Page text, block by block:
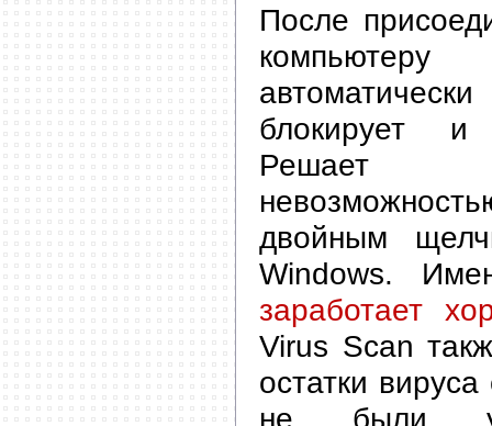
После
блокирует
Решает
двойным
Windows.
заработает
Virus Scan
остатки
не были